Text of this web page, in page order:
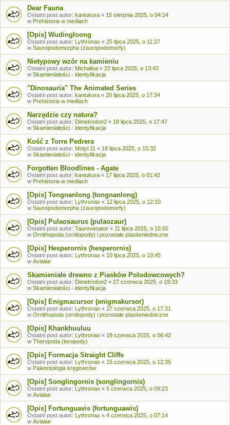
Dear Fauna
Ostatni post autor: kaniukura « 15 sierpnia 2025, o 04:14
w Prehistoria w mediach
[Opis] Wudingloong
Ostatni post autor: Lythronax « 25 lipca 2025, o 11:27
w Sauropodomorpha (zauropodomorfy)
Nietypowy wzór na kamieniu
Ostatni post autor: Michalina « 22 lipca 2025, o 13:43
w Skamieniałości - identyfikacja
"Dinosauria" The Animated Series
Ostatni post autor: kaniukura « 20 lipca 2025, o 17:34
w Prehistoria w mediach
Narzędzie czy natura?
Ostatni post autor: Dimetrodon2 « 18 lipca 2025, o 17:47
w Skamieniałości - identyfikacja
Kość z Torre Pedrera
Ostatni post autor: Motyl.11 « 18 lipca 2025, o 15:32
w Skamieniałości - identyfikacja
Forgotten Bloodlines - Agate
Ostatni post autor: kaniukura « 17 lipca 2025, o 01:42
w Prehistoria w mediach
[Opis] Tongnanlong (tongnanlong)
Ostatni post autor: Lythronax « 12 lipca 2025, o 12:10
w Sauropodomorpha (zauropodomorfy)
[Opis] Pulaosaurus (pulaozaur)
Ostatni post autor: Taurovenator « 11 lipca 2025, o 15:55
w Ornithopoda (ornitopody) i pozostałe ptasiomiedniczne
[Opis] Hesperornis (hesperornis)
Ostatni post autor: Lythronax « 10 lipca 2025, o 19:45
w Avialae
Skamieniałe drewno z Piasków Polodowcowych?
Ostatni post autor: Dimetrodon2 « 27 czerwca 2025, o 19:33
w Skamieniałości - identyfikacja
[Opis] Enigmacursor (enigmakursor)
Ostatni post autor: Lythronax « 27 czerwca 2025, o 17:31
w Ornithopoda (ornitopody) i pozostałe ptasiomiedniczne
[Opis] Khankhuuluu
Ostatni post autor: Lythronax « 19 czerwca 2025, o 06:42
w Theropoda (teropody)
[Opis] Formacja Straight Cliffs
Ostatni post autor: Lythronax « 15 czerwca 2025, o 12:35
w Paleontologia kręgowców
[Opis] Songlingornis (songlingornis)
Ostatni post autor: Lythronax « 5 czerwca 2025, o 09:23
w Avialae
[Opis] Fortunguavis (fortunguawis)
Ostatni post autor: Lythronax « 4 czerwca 2025, o 07:14
w Avialae